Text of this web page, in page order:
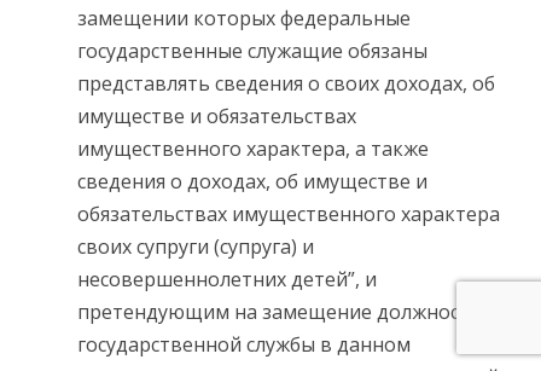
замещении которых федеральные
государственные служащие обязаны
представлять сведения о своих доходах, об
имуществе и обязательствах
имущественного характера, а также
сведения о доходах, об имуществе и
обязательствах имущественного характера
своих супруги (супруга) и
несовершеннолетних детей”, и
претендующим на замещение должности
государственной службы в данном